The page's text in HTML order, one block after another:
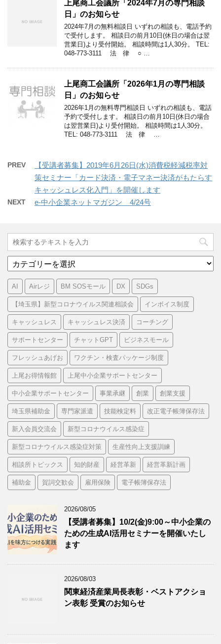
上尾商工会議所「2024年7月の専門相談
日」のお知らせ
2024年7月の無料相談日 いずれの相談も、電話予約
で受付します。 相談日の前月10日(休日の場合は翌
営業日)より受付開始。 相談時間は1人30分。 TEL:
048-773-3111 法 律 ○ …
上尾商工会議所「2026年1月の専門相談
日」のお知らせ
2026年1月の無料専門相談日 いずれの相談も、電話
予約で受付します。 相談日の前月10日(休日の場合
は翌営業日)より受付開始。 相談時間は1人30分。
TEL: 048-773-3111 法 律 …
PREV
【受講者募集】2019年6月26日(水)消費税軽減税率対
策セミナー「カード決済・電子マネー決済がもたらす
キャッシュレス化入門」を開催します
NEXT e-中小企業ネットマガジン 4/24号
テ
ゴ
リ
AI Airレジ BM SOSモール DX SDGs
【埼玉県】新型コロナウイルス関連相談会 インボイス制度
キャッシュレス キャッシュレス決済 コーチング
サポートセンター チャットGPT ビジネスモール
フレッシュあげお ワクチン・検査パッケージ制度
上尾お得情報館 上尾中小企業サポートセンター
中小企業サポートセンター 事業承継 創業 創業支援
埼玉県補助金 専門家派遣 技能検定料 改正電子帳簿保存法
新入会員交流会 新型コロナウイルス感染症
新型コロナウイルス感染症対策 生産性向上支援訓練
相談所トピックス 知的財産 経営革新 経営革新計画
補助金 賀詞交歓会 雇用保険 電子帳簿保存法
2026/08/05
【受講者募集】10/2(金)9:00～中小企業の
ための生成AI活用セミナーを開催いたし
ます
2026/08/03
関東経済産業局長表彰・ベストアクショ
ン表彰 受賞のお知らせ